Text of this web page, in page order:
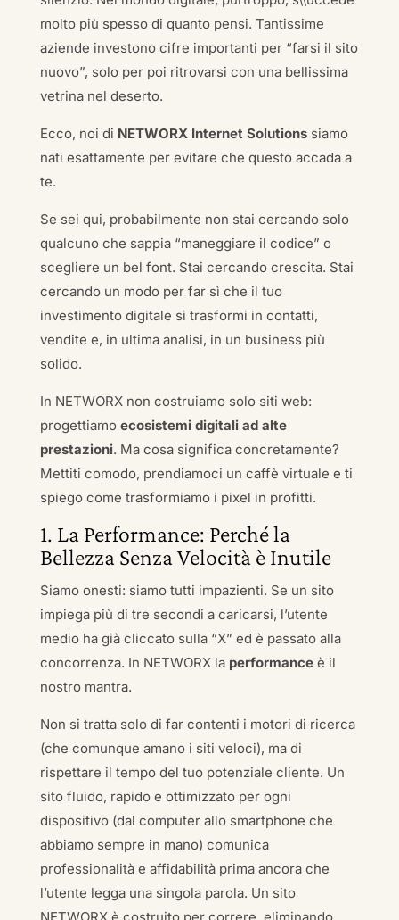
molto più spesso di quanto pensi. Tantissime
aziende investono cifre importanti per “farsi il sito
nuovo”, solo per poi ritrovarsi con una bellissima
vetrina nel deserto.
Ecco, noi di NETWORX Internet Solutionssiamo
nati esattamente per evitare che questo accada a
te.
Se sei qui, probabilmente non stai cercando solo
qualcuno che sappia “maneggiare il codice” o
scegliere un bel font. Stai cercando crescita. Stai
cercando un modo per far sì che il tuo
investimento digitale si trasformi in contatti,
vendite e, in ultima analisi, in un business più
solido.
In NETWORX non costruiamo solo siti web:
progettiamo ecosistemi digitali ad alte
prestazioni. Ma cosa significa concretamente?
Mettiti comodo, prendiamoci un caffè virtuale e ti
spiego come trasformiamo i pixel in profitti.
1. La Performance: Perché la
Bellezza Senza Velocità è Inutile
Siamo onesti: siamo tutti impazienti. Se un sito
impiega più di tre secondi a caricarsi, l’utente
medio ha già cliccato sulla “X” ed è passato alla
concorrenza. In NETWORX la performanceè il
nostro mantra.
Non si tratta solo di far contenti i motori di ricerca
(che comunque amano i siti veloci), ma di
rispettare il tempo del tuo potenziale cliente. Un
sito fluido, rapido e ottimizzato per ogni
dispositivo (dal computer allo smartphone che
abbiamo sempre in mano) comunica
professionalità e affidabilità prima ancora che
l’utente legga una singola parola. Un sito